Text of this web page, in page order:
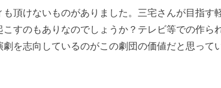
頂けないものがありました。三宅さんが目指す
すのもありなのでしょうか？テレビ等での作ら
を志向しているのがこの劇団の価値だと思って